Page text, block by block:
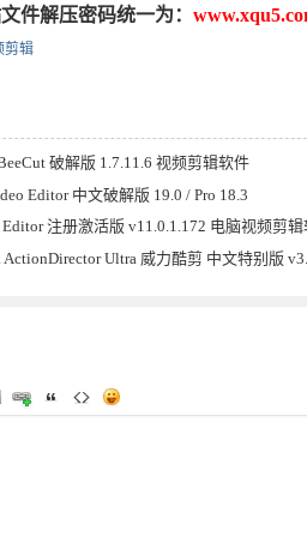
件解压密码统一为：
剪辑
破解版 1.7.11.6 视频剪辑软件
Editor 中文破解版 19.0 / Pro 18.3
Editor 注册激活版 v11.0.1.172 电脑视频剪
Ultra 威力酷剪 中文特别版